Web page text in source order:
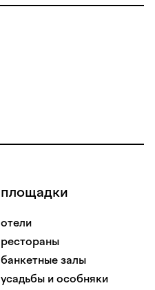
площадки
отели
рестораны
банкетные залы
усадьбы и особняки